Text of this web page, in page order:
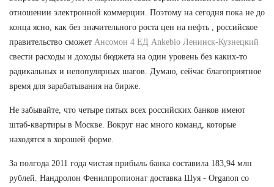
отношении электронной коммерции. Поэтому на сегодня пока не до
конца ясно, как без значительного роста цен на нефть , российское
правительство сможет Ансомон 4 ЕД Ankebio Ленинск-Кузнецкий
свести расходы и доходы бюджета на один уровень без каких-то
радикальных и непопулярных шагов. Думаю, сейчас благоприятное
время для зарабатывания на бирже.
Не забывайте, что четыре пятых всех российских банков имеют
штаб-квартиры в Москве. Вокруг нас много команд, которые
находятся в хорошей форме.
За полгода 2011 года чистая прибыль банка составила 183,94 млн
рублей. Нандролон Фенилпропионат доставка Шуя - Organon со